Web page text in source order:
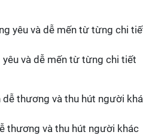
và dễ mến từ từng chi tiết
thương và thu hút người khác